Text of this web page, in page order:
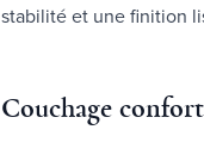
stabilité et une finition
Couchage